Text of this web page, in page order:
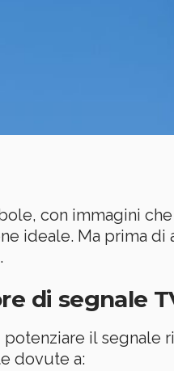
con immagini
ideale. Ma prima
di segnale
il
dovute a: